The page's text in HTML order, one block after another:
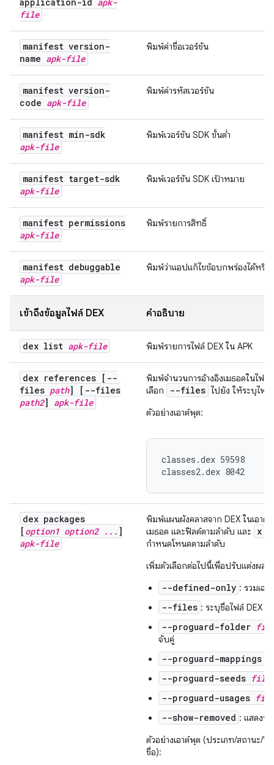
file
manifest version-
name apk-file
พิมพ์ค่าชื่อเวอร์ชัน
manifest version-
code apk-file
พิมพ์ค่ารหัสเวอร์ชัน
manifest min-sdk
apk-file
พิมพ์เวอร์ชัน SDK ขั้นต่ำ
manifest target-sdk
apk-file
พิมพ์เวอร์ชัน SDK เป้าหมาย
manifest permissions
apk-file
พิมพ์รายการสิทธิ์
manifest debuggable
apk-file
พิมพ์ว่าแอปแก้ไขข้อบกพร่องได้หรือ
เข้าถึงข้อมูลไฟล์ DEX คำอธิบาย
dex list apk-file พิมพ์รายการไฟล์ DEX ใน APK
dex references [--
files path] [--files
path2] apk-file
พิมพ์จำนวนการอ้างอิงเมธอดในไฟล์
เลือก
--files ไปยัง ให้ระบุไฟล์
ตัวอย่างเอาต์พุต:
classes.dex 59598
classes2.dex 8042
dex packages
[ option1 option2 . . . ]
apk-file
พิมพ์แผนผังคลาสจาก DEX ในเอาต์
เมธอด และฟิลด์ตามลำดับ และ
x
กำหนดโหนดตามลำดับ
เพิ่มตัวเลือกต่อไปนี้เพื่อปรับแต่งผล
--defined-only : รวมเฉพ
--files : ระบุชื่อไฟล์ DEX
--proguard-folder
จับคู่
--proguard-mappings
--proguard-seeds file
--proguard-usages file
--show-removed : แสดงชั้
ตัวอย่างเอาต์พุต (ประเภท/สถานะ/วิ
ชื่อ):